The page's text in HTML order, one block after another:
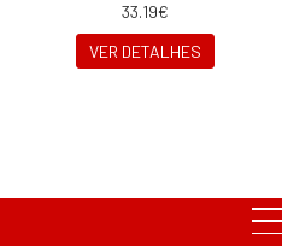
33.19€
VER DETALHES